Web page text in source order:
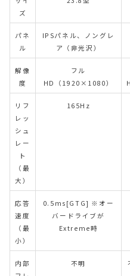
ズ
パネ
ル
IPSパネル、ノングレ
ア（非光沢）
解像
度
フル
HD（1920×1080）
リフ
レッ
シュ
レー
ト
（最
大）
165Hz
応答
速度
（最
小）
0.5ms[GTG] ※オー
バードライブが
Extreme時
内部
不明